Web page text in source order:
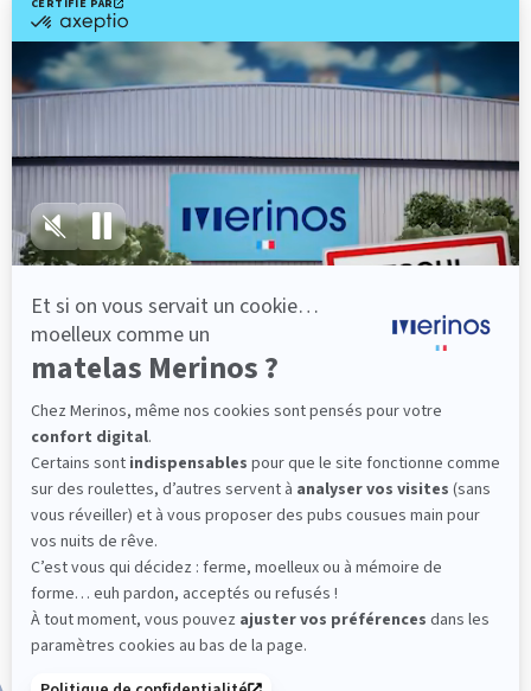
Grâce à ses 3 zones de confort, le sommier
Pencil vous assure tout son soutien. Avec les
épaules, le dos et le bassin qui reposent sur ses
lattes, vous évitez les douleurs au petit matin.
Dès 501,00 €
Découvrir
Fabrication Française
101 nuits d'essai*
Paiement en 3x ou 4x sans frais